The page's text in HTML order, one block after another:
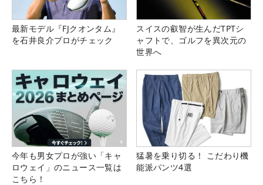
最新モデル『FJクオンタム』
を石井良介プロがチェック
スイスの叡智が生んだTPTシ
ャフトで、ゴルフを異次元の
世界へ
今年も男女プロが強い「キャ
ロウェイ」のニュース一覧は
こちら！
猛暑を乗り切る！ こだわり機
能派パンツ4選